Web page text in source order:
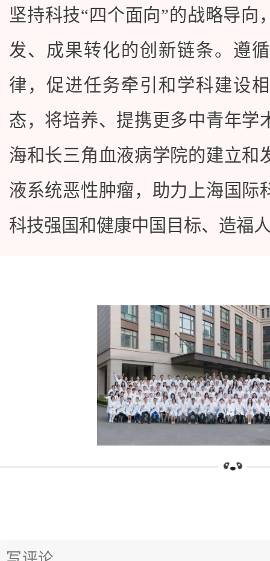
坚持科技“四个面向”的战略导向
发、成果转化的创新链条。遵
律，促进任务牵引和学科建设
态，将培养、提携更多中青年学
海和长三角血液病学院的建立和
液系统恶性肿瘤，助力上海国际
科技强国和健康中国目标、造福